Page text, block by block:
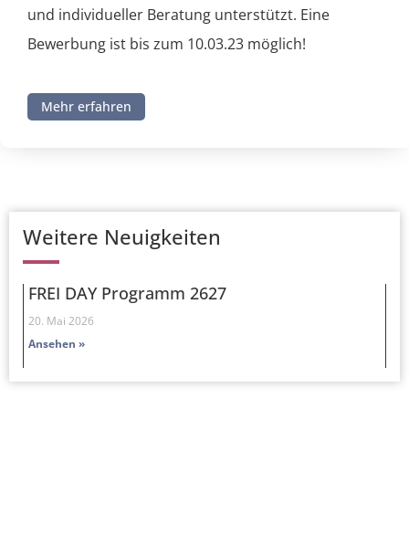
und individueller Beratung unterstützt. Eine
Bewerbung ist bis zum 10.03.23 möglich!
Mehr erfahren
Weitere Neuigkeiten
FREI DAY Programm 2627
20. Mai 2026
Ansehen »